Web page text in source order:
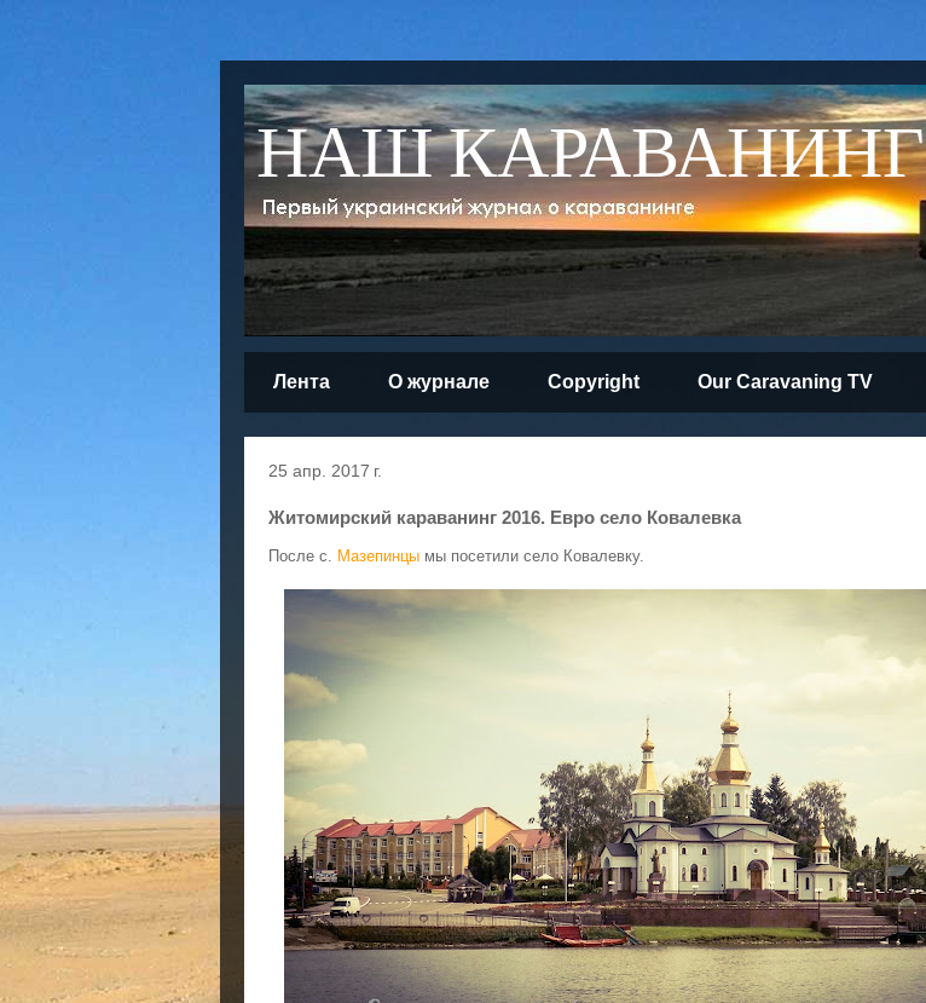
НАШ КАРАВАНИНГ
Лента О журнале Copyright Our Caravaning TV
25 апр. 2017 г.
Житомирский караванинг 2016. Евро село Ковалевка
После с. Мазепинцы мы посетили село Ковалевку.